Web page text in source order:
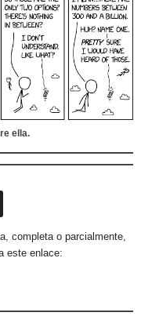
ella.
completa o parcialmente,
este enlace: